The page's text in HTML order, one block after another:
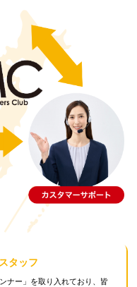
タッフ
ナー」を取り入れており、皆